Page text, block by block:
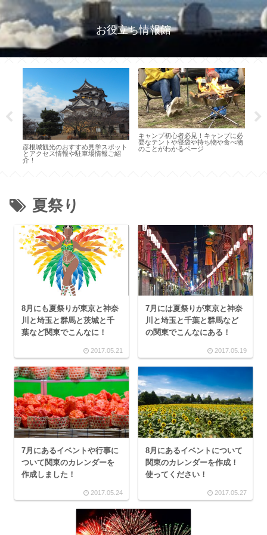
お役立ち情報館
彦根城観光のおすすめ見学スポット
とアクセス情報や駐車場情報ご紹
介！
キャンプ初心者必見！キャンプに必
要なテントや寝袋や持ち物や食べ物
のことがわかるページ
夏祭り
8月にも夏祭りが東京と神奈
川と埼玉と群馬と茨城と千
葉など関東でこんなに！
2017.05.21
7月には夏祭りが東京と神奈
川と埼玉と千葉と群馬など
の関東でこんなにある！
2017.05.19
7月にあるイベントや行事に
ついて関東のカレンダーを
作成しました！
2017.05.24
8月にあるイベントについて
関東のカレンダーを作成！
使ってください！
2017.05.27